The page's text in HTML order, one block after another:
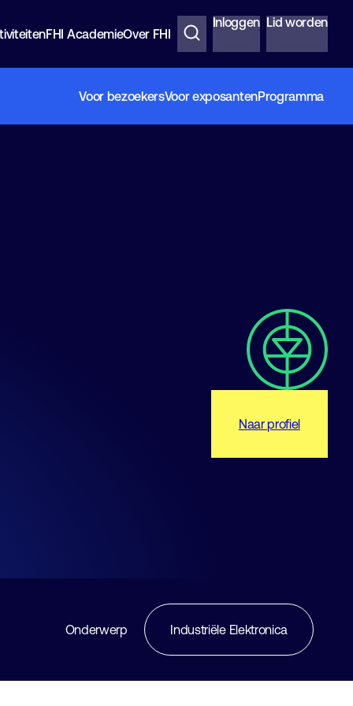
FHI AcademieOver FHI
Inloggen Lid worden
Voor bezoekersVoor exposantenProgramma
Naar profiel
Onderwerp Industriële Elektronica